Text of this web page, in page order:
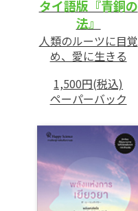
タイ語版『青銅の
法』
人類のルーツに目覚
め、愛に生きる
1,500円(税込)
ペーパーバック